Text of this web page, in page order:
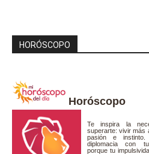
HORÓSCOPO
Horóscopo